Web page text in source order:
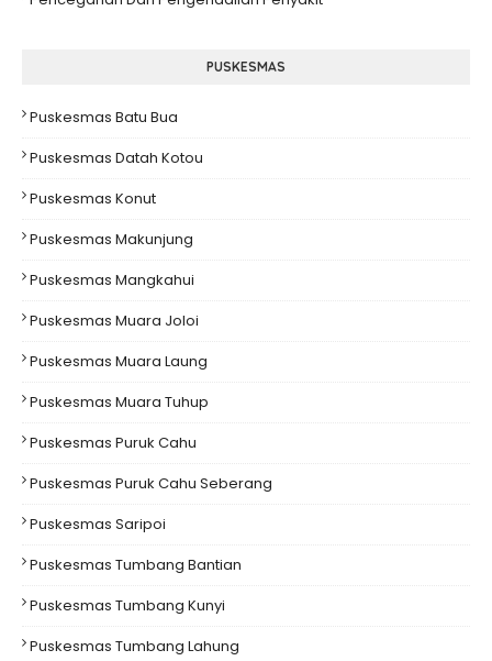
PUSKESMAS
Puskesmas Batu Bua
Puskesmas Datah Kotou
Puskesmas Konut
Puskesmas Makunjung
Puskesmas Mangkahui
Puskesmas Muara Joloi
Puskesmas Muara Laung
Puskesmas Muara Tuhup
Puskesmas Puruk Cahu
Puskesmas Puruk Cahu Seberang
Puskesmas Saripoi
Puskesmas Tumbang Bantian
Puskesmas Tumbang Kunyi
Puskesmas Tumbang Lahung